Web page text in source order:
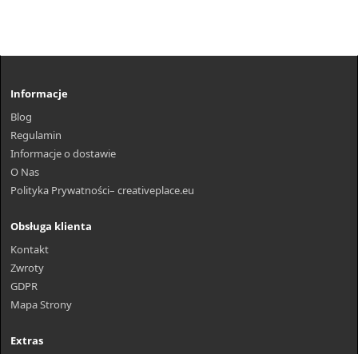
Informacje
Blog
Regulamin
Informacje o dostawie
O Nas
Polityka Prywatności– creativeplace.eu
Obsługa klienta
Kontakt
Zwroty
GDPR
Mapa Strony
Extras